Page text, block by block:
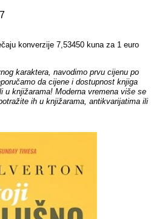
konverzije 7,53450 kuna za 1 euro
karaktera, navodimo prvu cijenu po
da cijene i dostupnost knjiga
u knjižarama! Moderna vremena više se
ih u knjižarama, antikvarijatima ili